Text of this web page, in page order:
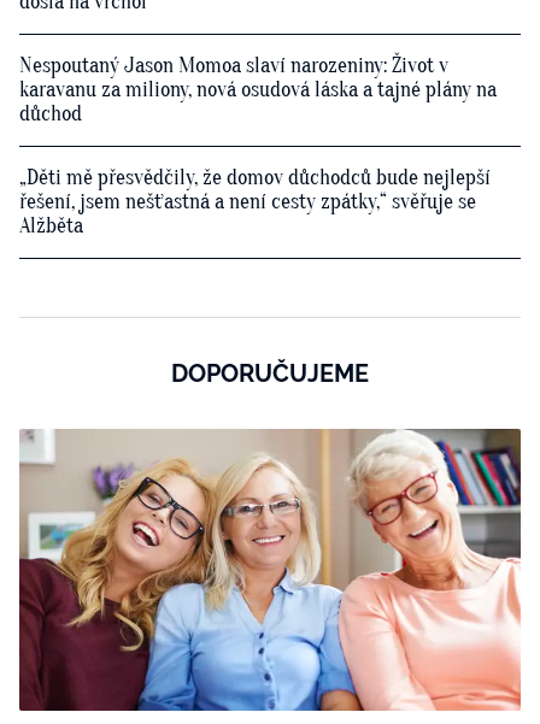
Nespoutaný Jason Momoa slaví narozeniny: Život v
karavanu za miliony, nová osudová láska a tajné plány na
důchod
„Děti mě přesvědčily, že domov důchodců bude nejlepší
řešení, jsem nešťastná a není cesty zpátky,“ svěřuje se
Alžběta
DOPORUČUJEME